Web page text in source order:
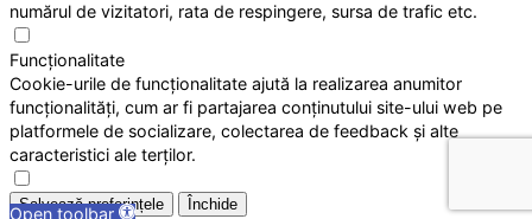
Open toolbar
numărul de vizitatori, rata de respingere, sursa de trafic etc.
Funcționalitate
Cookie-urile de funcționalitate ajută la realizarea anumitor
funcționalități, cum ar fi partajarea conținutului site-ului web pe
platformele de socializare, colectarea de feedback și alte
caracteristici ale terților.
Salvează preferințele Închide